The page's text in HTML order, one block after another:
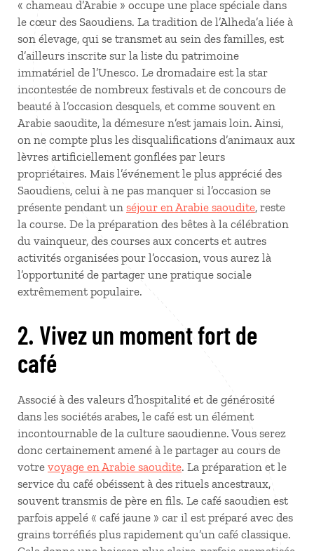
« chameau d’Arabie » occupe une place spéciale dans
le cœur des Saoudiens. La tradition de l’Alheda’a liée à
son élevage, qui se transmet au sein des familles, est
d’ailleurs inscrite sur la liste du patrimoine
immatériel de l’Unesco. Le dromadaire est la star
incontestée de nombreux festivals et de concours de
beauté à l’occasion desquels, et comme souvent en
Arabie saoudite, la démesure n’est jamais loin. Ainsi,
on ne compte plus les disqualifications d’animaux aux
lèvres artificiellement gonflées par leurs
propriétaires. Mais l’événement le plus apprécié des
Saoudiens, celui à ne pas manquer si l’occasion se
présente pendant un séjour en Arabie saoudite, reste
la course. De la préparation des bêtes à la célébration
du vainqueur, des courses aux concerts et autres
activités organisées pour l’occasion, vous aurez là
l’opportunité de partager une pratique sociale
extrêmement populaire.
2. Vivez un moment fort de
café
Associé à des valeurs d’hospitalité et de générosité
dans les sociétés arabes, le café est un élément
incontournable de la culture saoudienne. Vous serez
donc certainement amené à le partager au cours de
votre voyage en Arabie saoudite. La préparation et le
service du café obéissent à des rituels ancestraux,
souvent transmis de père en fils. Le café saoudien est
parfois appelé « café jaune » car il est préparé avec des
grains torréfiés plus rapidement qu’un café classique.